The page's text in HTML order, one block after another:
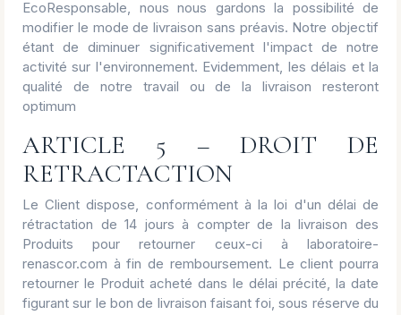
EcoResponsable, nous nous gardons la possibilité de
modifier le mode de livraison sans préavis. Notre objectif
étant de diminuer significativement l'impact de notre
activité sur l'environnement. Evidemment, les délais et la
qualité de notre travail ou de la livraison resteront
optimum
ARTICLE 5 – DROIT DE
RETRACTACTION
Le Client dispose, conformément à la loi d'un délai de
rétractation de 14 jours à compter de la livraison des
Produits pour retourner ceux-ci à laboratoire-
renascor.com à fin de remboursement. Le client pourra
retourner le Produit acheté dans le délai précité, la date
figurant sur le bon de livraison faisant foi, sous réserve du